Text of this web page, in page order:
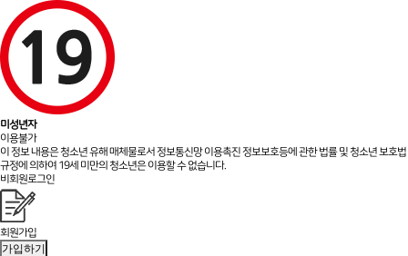
미성년자
이용불가
이 정보 내용은 청소년 유해 매체물로서 정보통신망 이용촉진 정보보호등에 관한 법률 및 청소년 보호법
규정에 의하여 19세 미만의 청소년은 이용할 수 없습니다.
비회원로그인
회원가입
가입하기